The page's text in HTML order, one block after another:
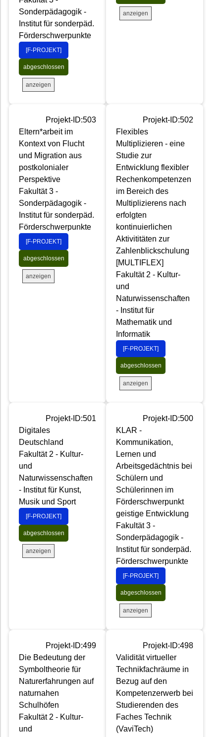
Sonderpädagogik -
Institut für sonderpäd.
Förderschwerpunkte
[F-PROJEKT]
abgeschlossen
anzeigen
anzeigen
Projekt-ID:503
Eltern*arbeit im
Kontext von Flucht
und Migration aus
postkolonialer
Perspektive
Fakultät 3 -
Sonderpädagogik -
Institut für sonderpäd.
Förderschwerpunkte
[F-PROJEKT]
abgeschlossen
anzeigen
Projekt-ID:502
Flexibles
Multiplizieren - eine
Studie zur
Entwicklung flexibler
Rechenkompetenzen
im Bereich des
Multiplizierens nach
erfolgten
kontinuierlichen
Aktivititäten zur
Zahlenblickschulung
[MULTIFLEX]
Fakultät 2 - Kultur-
und
Naturwissenschaften
- Institut für
Mathematik und
Informatik
[F-PROJEKT]
abgeschlossen
anzeigen
Projekt-ID:501
Digitales
Deutschland
Fakultät 2 - Kultur-
und
Naturwissenschaften
- Institut für Kunst,
Musik und Sport
[F-PROJEKT]
abgeschlossen
anzeigen
Projekt-ID:500
KLAR -
Kommunikation,
Lernen und
Arbeitsgedächtnis bei
Schülern und
Schülerinnen im
Förderschwerpunkt
geistige Entwicklung
Fakultät 3 -
Sonderpädagogik -
Institut für sonderpäd.
Förderschwerpunkte
[F-PROJEKT]
abgeschlossen
anzeigen
Projekt-ID:499
Die Bedeutung der
Symboltheorie für
Naturerfahrungen auf
naturnahen
Schulhöfen
Fakultät 2 - Kultur-
und
Projekt-ID:498
Validität virtueller
Technikfachräume in
Bezug auf den
Kompetenzerwerb bei
Studierenden des
Faches Technik
(VaviTech)